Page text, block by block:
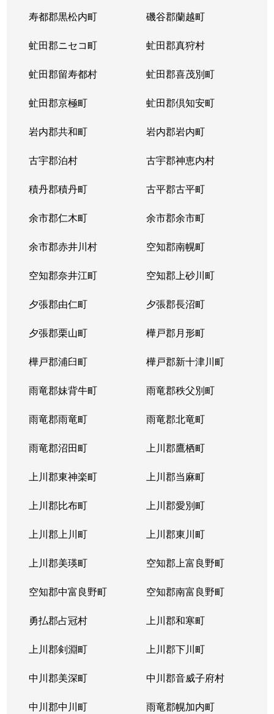
寿都郡黒松内町 磯谷郡蘭越町
虻田郡ニセコ町 虻田郡真狩村
虻田郡留寿都村 虻田郡喜茂別町
虻田郡京極町 虻田郡倶知安町
岩内郡共和町 岩内郡岩内町
古宇郡泊村 古宇郡神恵内村
積丹郡積丹町 古平郡古平町
余市郡仁木町 余市郡余市町
余市郡赤井川村 空知郡南幌町
空知郡奈井江町 空知郡上砂川町
夕張郡由仁町 夕張郡長沼町
夕張郡栗山町 樺戸郡月形町
樺戸郡浦臼町 樺戸郡新十津川町
雨竜郡妹背牛町 雨竜郡秩父別町
雨竜郡雨竜町 雨竜郡北竜町
雨竜郡沼田町 上川郡鷹栖町
上川郡東神楽町 上川郡当麻町
上川郡比布町 上川郡愛別町
上川郡上川町 上川郡東川町
上川郡美瑛町 空知郡上富良野町
空知郡中富良野町 空知郡南富良野町
勇払郡占冠村 上川郡和寒町
上川郡剣淵町 上川郡下川町
中川郡美深町 中川郡音威子府村
中川郡中川町 雨竜郡幌加内町